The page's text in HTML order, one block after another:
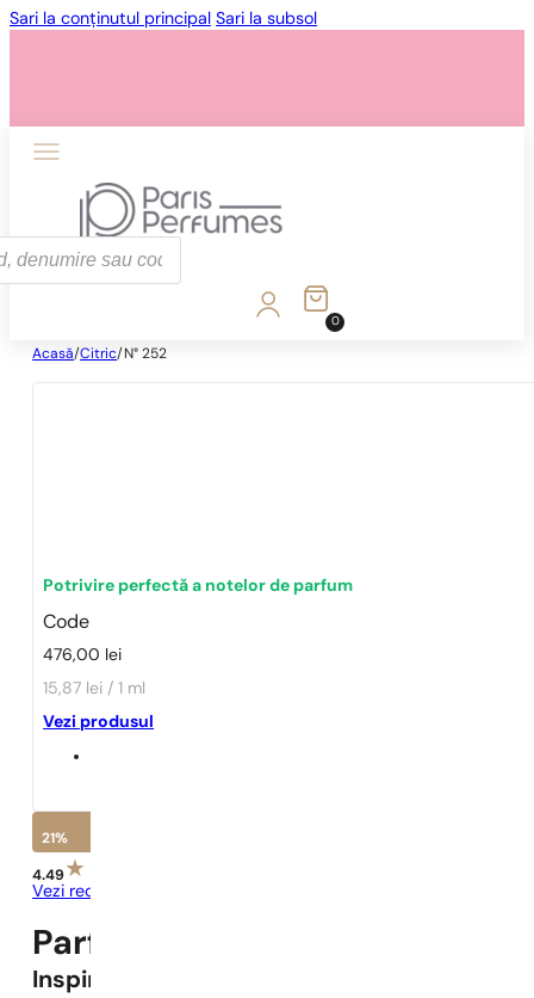
Sari la conținutul principal Sari la subsol
0
Acasă/Citric/ N° 252
Potrivire perfectă a notelor de parfum
Code
476,00 lei
15,87 lei / 1 ml
Vezi produsul
21%
4.49
Vezi recenziile
Parfumuri Pariziene N° 252 -
Inspirat